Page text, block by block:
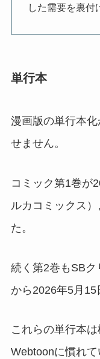
した需要を裏付
単行本
漫画版の単行本
せません。
コミック第1巻が
ルカコミックス
た。
続く第2巻もSBク
から2026年5月15
これらの単行本
Webtoonに慣れ